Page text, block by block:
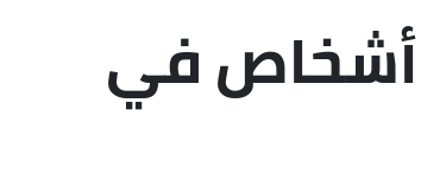
على الصحراوي الغربي، مصرع وإصابة 10 أشخاص في